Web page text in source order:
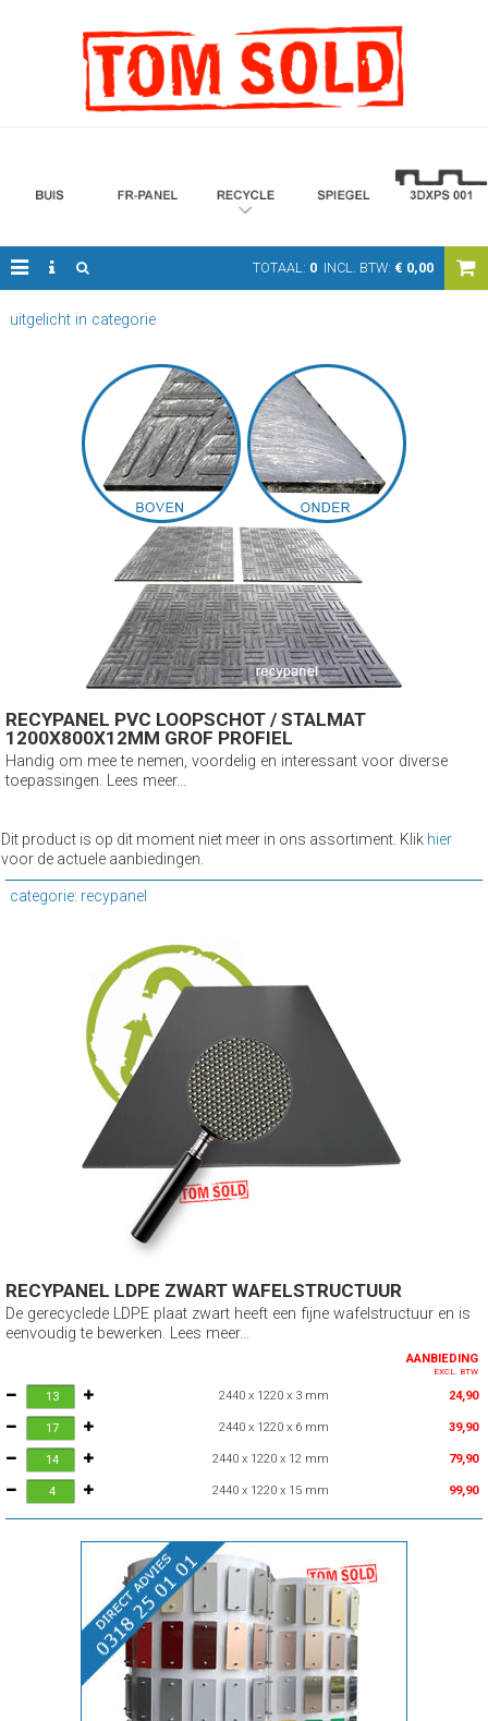
TOTAAL: 0 INCL. BTW: € 0,00
uitgelicht in categorie
RECYPANEL PVC LOOPSCHOT / STALMAT
1200X800X12MM GROF PROFIEL
Handig om mee te nemen, voordelig en interessant voor diverse
toepassingen. Lees meer...
Dit product is op dit moment niet meer in ons assortiment. Klik hier
voor de actuele aanbiedingen.
categorie: recypanel
RECYPANEL LDPE ZWART WAFELSTRUCTUUR
De gerecyclede LDPE plaat zwart heeft een fijne wafelstructuur en is
eenvoudig te bewerken. Lees meer...
AANBIEDING
EXCL. BTW
2440 x 1220 x 3 mm 24,90
2440 x 1220 x 6 mm 39,90
2440 x 1220 x 12 mm 79,90
2440 x 1220 x 15 mm 99,90